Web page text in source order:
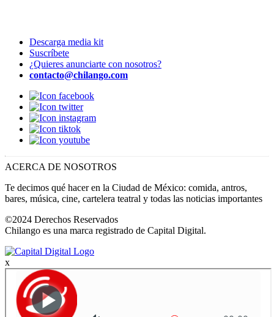
Descarga media kit
Suscríbete
¿Quieres anunciarte con nosotros?
contacto@chilango.com
ACERCA DE NOSOTROS
Te decimos qué hacer en la Ciudad de México: comida, antros,
bares, música, cine, cartelera teatral y todas las noticias importantes
©2024 Derechos Reservados
Chilango es una marca registrado de Capital Digital.
x